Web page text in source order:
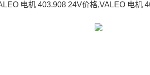
电机 403.908 24V价格,VALEO 电机